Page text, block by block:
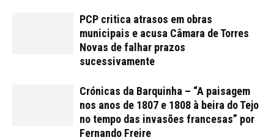
PCP critica atrasos em obras
municipais e acusa Câmara de Torres
Novas de falhar prazos
sucessivamente
Crónicas da Barquinha – “A paisagem
nos anos de 1807 e 1808 à beira do Tejo
no tempo das invasões francesas” por
Fernando Freire